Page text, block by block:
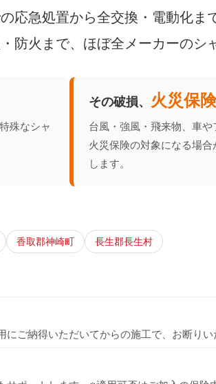
応急処置から全交換・電動化ま
防火まで、ほぼ全メーカーのシ
殊なシャ
その破損、 火災保険
台風・強風・飛来物、車
火災保険の対象になる場
します。
香取郡神崎町 長生郡長生村
ご納得いただいてからの施工で、お断りい